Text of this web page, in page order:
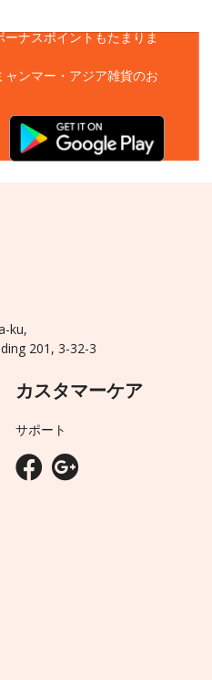
ナスポイントもたまりま
ンマー・アジア雑貨のお
ku,
201, 3-32-3
カスタマーケア
サポート